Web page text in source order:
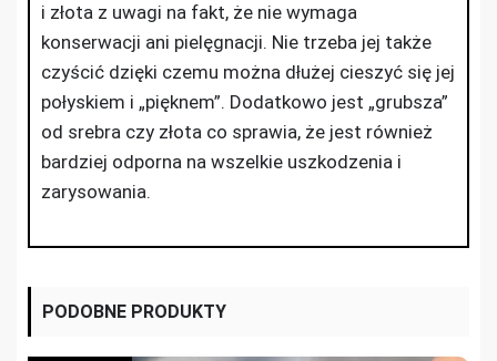
i złota z uwagi na fakt, że nie wymaga
konserwacji ani pielęgnacji. Nie trzeba jej także
czyścić dzięki czemu można dłużej cieszyć się jej
połyskiem i „pięknem”. Dodatkowo jest „grubsza”
od srebra czy złota co sprawia, że jest również
bardziej odporna na wszelkie uszkodzenia i
zarysowania.
PODOBNE PRODUKTY